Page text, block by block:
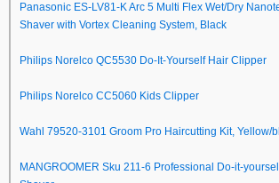
Panasonic ES-LV81-K Arc 5 Multi Flex Wet/Dry
Shaver with Vortex Cleaning System, Black
Philips Norelco QC5530 Do-It-Yourself Hair Clipper
Philips Norelco CC5060 Kids Clipper
Wahl 79520-3101 Groom Pro Haircutting Kit, Yellow/
MANGROOMER Sku 211-6 Professional Do-it-